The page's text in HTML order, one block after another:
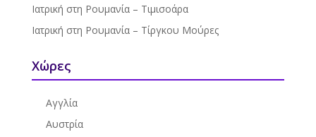
Ιατρική στη Ρουμανία – Τιμισοάρα
Ιατρική στη Ρουμανία – Τίργκου Μούρες
Χώρες
Αγγλία
Αυστρία